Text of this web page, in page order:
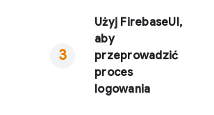
Użyj FirebaseUI,
aby
przeprowadzić
proces
logowania